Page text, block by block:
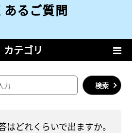
あるご質問
カテゴリ
検索
はどれくらいで出ますか。